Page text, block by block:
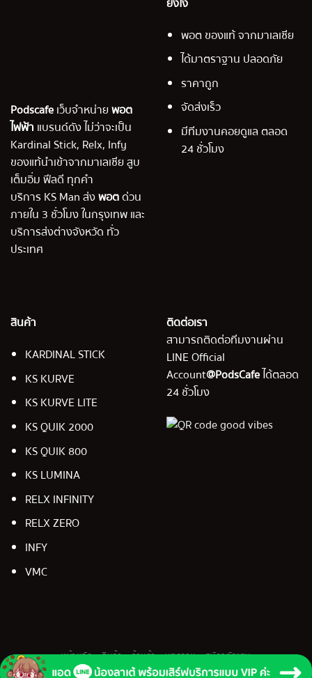
Podscafeเว็บจำหน่ายพอต
ไฟฟ้า แบรนด์ดัง ไม่ว่าจะเป็น
Kardinal Stick, Relx, Infy
ของแท้นำเข้าจากมาเลเซีย สูบ
เต็มอิ่ม ฟีลดี ทุกคำ
บริการ KS Man ส่งพอตด่วน
ภายใน 3 ชั่วโมง ในกรุงเทพ และ
บริการส่งต่างจังหวัด ทั่ว
ประเทศ
พอต ของแท้ จากมาเลเซีย
ได้มาตราฐาน ปลอดภัย
ราคาถูก
จัดส่งเร็ว
มีทีมงานคอยดูแล ตลอด
24 ชั่วโมง
สินค้า
KARDINAL STICK
KS KURVE
KS KURVE LITE
KS QUIK 2000
KS QUIK 800
KS LUMINA
RELX INFINITY
RELX ZERO
INFY
VMC
ติดต่อเรา
สามารถติดต่อทีมงานผ่าน
LINE Official
Account@PodsCafeได้ตลอด
24 ชั่วโมง
หน้าหลัก สินค้า ร้านค้า บทความ สมัครตัวแทน